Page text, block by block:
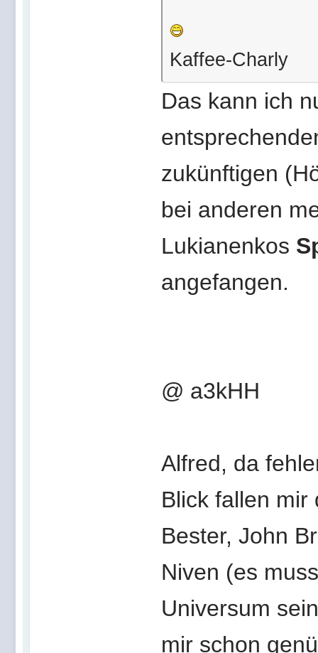
Kaffee-Charly
Das kann ich
zukünftigen
bei anderen
Lukianenkos
angefangen.
@ a3kHH
Alfred, da
Blick fallen mir
Bester, John
Niven (es
Universum
mir schon